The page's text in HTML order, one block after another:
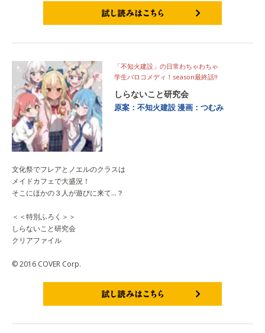
「不知火建設」の日常わちゃわちゃ
学生パロコメディ！season最終話‼
しらないこと研究会
原案：不知火建設漫画：つむみ
文化祭でフレアとノエルのクラスは
メイドカフェで大盛況！
そこにほかの３人が遊びに来て…？
＜＜特別ふろく＞＞
しらないこと研究会
クリアファイル
© 2016 COVER Corp.